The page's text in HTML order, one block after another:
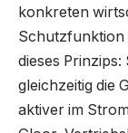
konkreten
Schutzfunktion
dieses
gleichzeitig die
aktiver im